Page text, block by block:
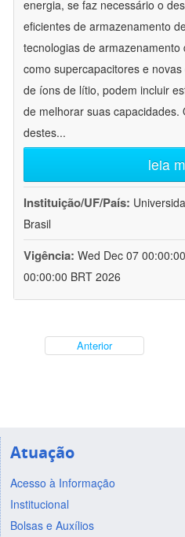
energia, se faz necessário o
eficientes de armazenamento
tecnologias de
como supercapacitores e
de íons de lítio, podem incluir
de melhorar suas capacidades.
destes...
leia
Instituição/UF/País:
Brasil
Vigência: Wed Dec 07
00:00:00 BRT 2026
Anterior
Atuação
Acesso à Informação
Institucional
Bolsas e Auxílios